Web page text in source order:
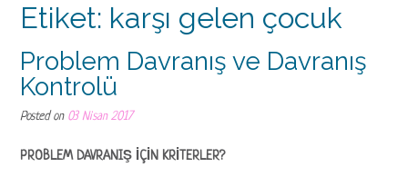
Etiket: karşı gelen çocuk
Problem Davranış ve Davranış
Kontrolü
Posted on 03 Nisan 2017
PROBLEM DAVRANIŞ İÇİN KRİTERLER?